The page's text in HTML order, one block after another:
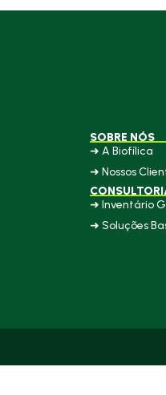
SOBRE NÓS
➜ A Biofílica
➜ Nossos
➜ Inventário
➜ Soluções